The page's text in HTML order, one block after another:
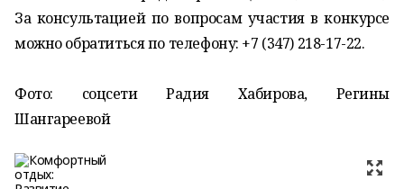
За консультацией по вопросам участия в конкурсе
можно обратиться по телефону: +7 (347) 218-17-22.
Фото: соцсети Радия Хабирова, Регины
Шангареевой